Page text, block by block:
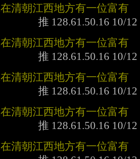
清朝江西地方有一位富有
清朝江西地方有一位富有
清朝江西地方有一位富有
清朝江西地方有一位富有
清朝江西地方有一位富有